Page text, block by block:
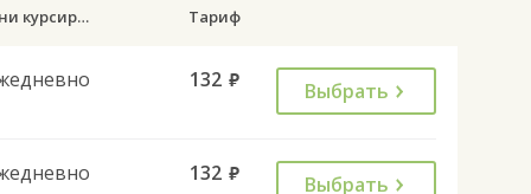
Дни курсирования Тариф
132 руб. Выбрать
132 руб. Выбрать